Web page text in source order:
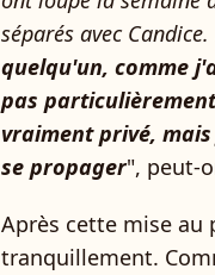
séparés avec Candice.
quelqu'un, comme
pas
vraiment privé,
se propager", peut-
Après cette mise au
tranquillement.